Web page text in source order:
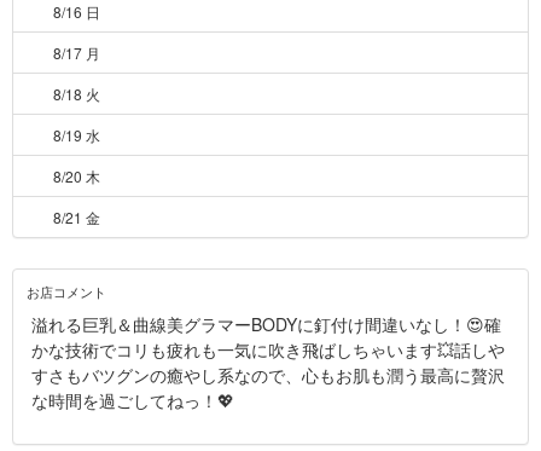
8/16 日
8/17 月
8/18 火
8/19 水
8/20 木
8/21 金
お店コメント
溢れる巨乳＆曲線美グラマーBODYに釘付け間違いなし！😍確
かな技術でコリも疲れも一気に吹き飛ばしちゃいます💥話しや
すさもバツグンの癒やし系なので、心もお肌も潤う最高に贅沢
な時間を過ごしてねっ！💖